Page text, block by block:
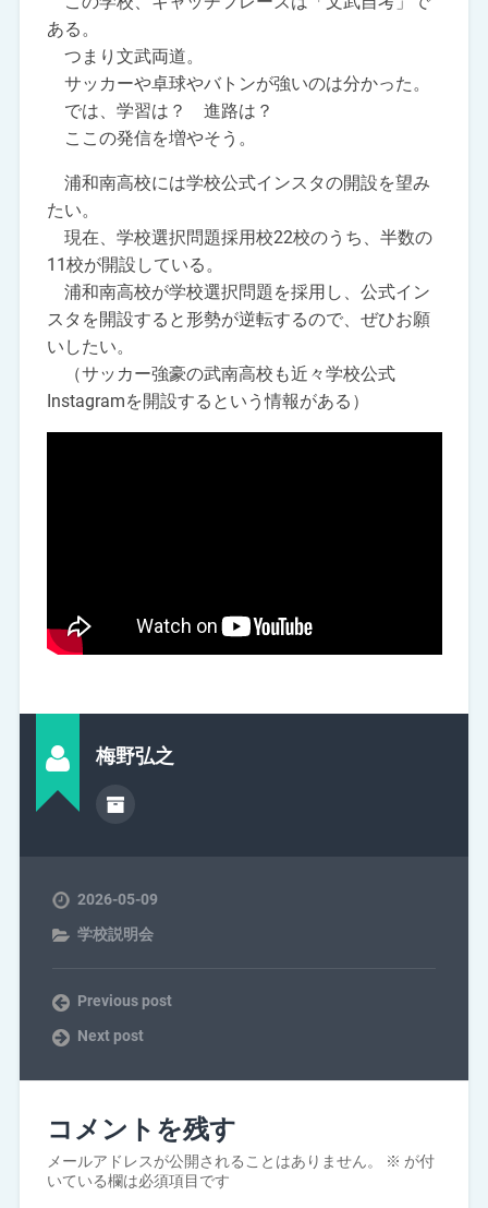
ある。
つまり文武両道。
サッカーや卓球やバトンが強いのは分かった。
では、学習は？ 進路は？
ここの発信を増やそう。
浦和南高校には学校公式インスタの開設を望み
たい。
現在、学校選択問題採用校22校のうち、半数の
11校が開設している。
浦和南高校が学校選択問題を採用し、公式イン
スタを開設すると形勢が逆転するので、ぜひお願
いしたい。
（サッカー強豪の武南高校も近々学校公式
Instagramを開設するという情報がある）
梅野弘之
2026-05-09
学校説明会
Previous post
Next post
コメントを残す
メールアドレスが公開されることはありません。 ※ が付
いている欄は必須項目です